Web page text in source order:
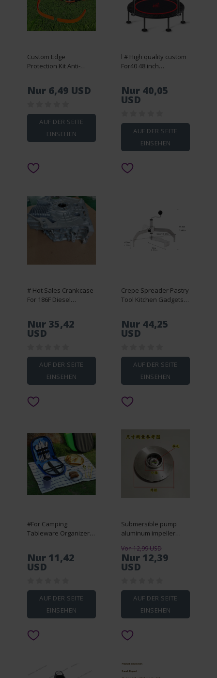
Custom Edge
Protection Kit Anti-
Mower Robots i105N
Aesthetics Durability
Nur 6,49 USD
AUF DER SEITE
EINSEHEN
l # High quality custom
For40 48 inch
trampoline home gym
fitness equipment
Nur 40,05
USD
AUF DER SEITE
EINSEHEN
# Hot Sales Crankcase
For 186F Diesel
Crankcase Engine
Parts
Nur 35,42
USD
AUF DER SEITE
EINSEHEN
Crepe Spreader Pastry
Tool Kitchen Gadgets
Batter Restaurant
Kitchen Dining Room
Nur 44,25
USD
AUF DER SEITE
EINSEHEN
#For Camping
Tableware Organizer
with eco-friendly plate,
spoon, knife, fork
Nur 11,42
USD
AUF DER SEITE
EINSEHEN
Submersible pump
aluminum impeller
impeller shaft
10/12/14/16/18 Sewage
pump impeller
Von 12,99 USD
Nur 12,39
USD
AUF DER SEITE
EINSEHEN